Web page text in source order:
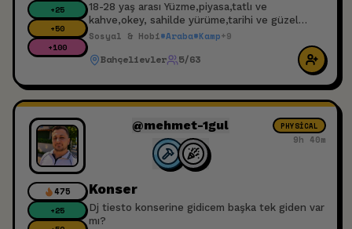
+25
+50
+100
18-28 yaş arası Yüzme,piyasa,tatlı ve
kahve,okey, sahilde yürüme,tarihi ve güzel
geziler,yetişkin lunapar, geç saate kalmadan
arkadaşlar bana ulaşabilirmi alkol kullanan ve
hırtlar yazmasın etkinlik saati ve tarihi beli değil
beraber pilanlıyacağız. Bir yada iki haftada bir
buluşabileceğim arkadaşlar.
Sosyal & Hobi#Araba#Kamp+9
Bahçelievler 5/63
475
+25
@mehmet-1gul PHYSICAL
9h 40m
Konser
Dj tiesto konserine gidicem başka tek giden var
mı?